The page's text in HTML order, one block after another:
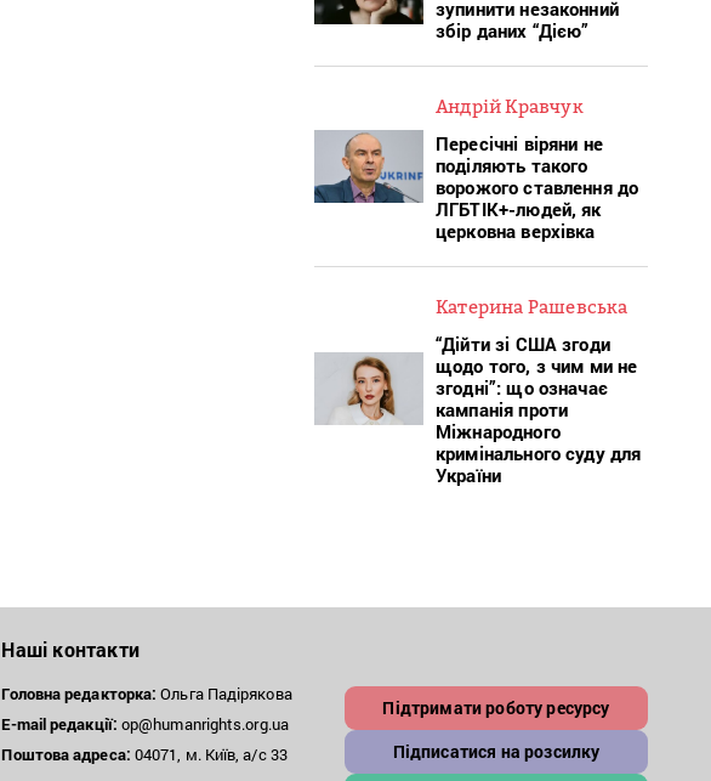
зупинити незаконний
збір даних “Дією”
Андрій Кравчук
Пересічні віряни не
поділяють такого
ворожого ставлення до
ЛГБТІК+-людей, як
церковна верхівка
Катерина Рашевська
“Дійти зі США згоди
щодо того, з чим ми не
згодні”: що означає
кампанія проти
Міжнародного
кримінального суду для
України
Наші контакти
Головна редакторка: Ольга Падірякова
E-mail редакції: op@humanrights.org.ua
Поштоваадреса: 04071, м. Київ, а/с 33
Підтримати роботу ресурсу
Підписатися на розсилку